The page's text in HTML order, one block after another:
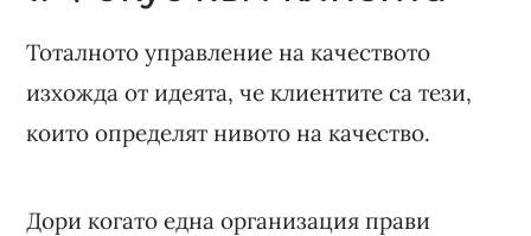
Тоталното управление на качеството
изхожда от идеята, че клиентите са тези,
които определят нивото на качество.
Дори когато една организация прави